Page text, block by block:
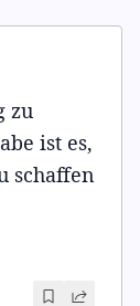
zu
ist es,
schaffen